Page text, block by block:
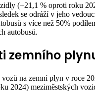
(+21,1 % oproti roku
se odráží v jeho
s více než 50%
autobusů.
zemního
na zemní plyn v roce
2024) meziměstských